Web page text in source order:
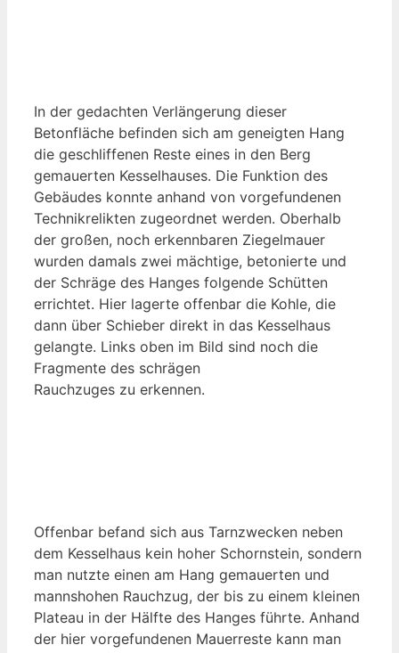
In der gedachten Verlängerung dieser
Betonfläche befinden sich am geneigten Hang
die geschliffenen Reste eines in den Berg
gemauerten Kesselhauses. Die Funktion des
Gebäudes konnte anhand von vorgefundenen
Technikrelikten zugeordnet werden. Oberhalb
der großen, noch erkennbaren Ziegelmauer
wurden damals zwei mächtige, betonierte und
der Schräge des Hanges folgende Schütten
errichtet. Hier lagerte offenbar die Kohle, die
dann über Schieber direkt in das Kesselhaus
gelangte. Links oben im Bild sind noch die
Fragmente des schrägen
Rauchzuges zu erkennen.
Offenbar befand sich aus Tarnzwecken neben
dem Kesselhaus kein hoher Schornstein, sondern
man nutzte einen am Hang gemauerten und
mannshohen Rauchzug, der bis zu einem kleinen
Plateau in der Hälfte des Hanges führte. Anhand
der hier vorgefundenen Mauerreste kann man